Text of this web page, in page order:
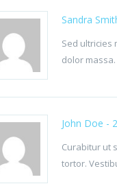
Sandra
Sed ultricies
dolor
John Doe -
Curabitur ut
tortor.